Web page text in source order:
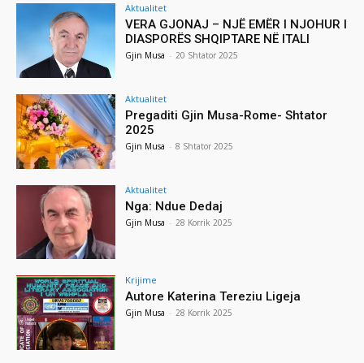
Aktualitet
VERA GJONAJ – NJË EMËR I NJOHUR I
DIASPORËS SHQIPTARE NË ITALI
Gjin Musa - 20 Shtator 2025
Aktualitet
Pregaditi Gjin Musa-Rome- Shtator
2025
Gjin Musa - 8 Shtator 2025
Aktualitet
Nga: Ndue Dedaj
Gjin Musa - 28 Korrik 2025
Krijime
Autore Katerina Tereziu Ligeja
Gjin Musa - 28 Korrik 2025